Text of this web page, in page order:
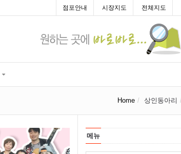
점포안내 시장지도 전체지도
Home 상인동아리
메뉴